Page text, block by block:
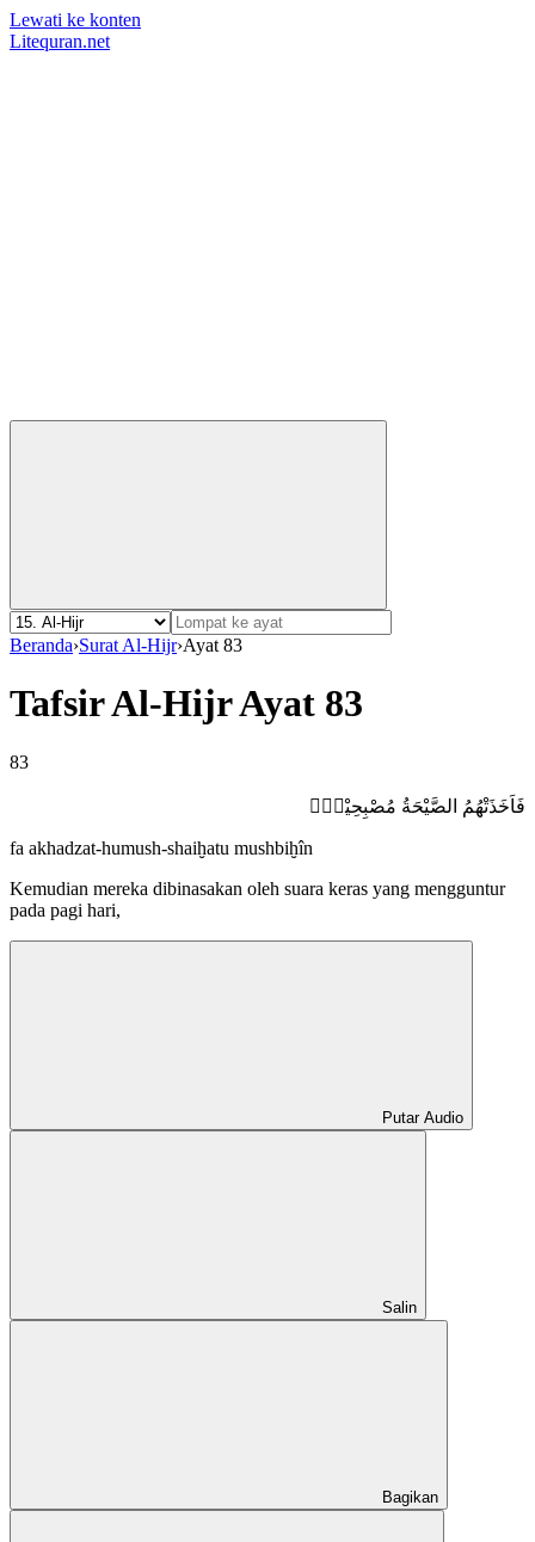
Lewati ke konten
Litequran.net
Beranda›Surat Al-Hijr›Ayat 83
Tafsir Al-Hijr Ayat 83
83
فَاَخَذَتْهُمُ الصَّيْحَةُ مُصْبِحِيْنَۙ
fa akhadzat-humush-shaiḫatu mushbiḫîn
Kemudian mereka dibinasakan oleh suara keras yang mengguntur
pada pagi hari,
Putar Audio
Salin
Bagikan